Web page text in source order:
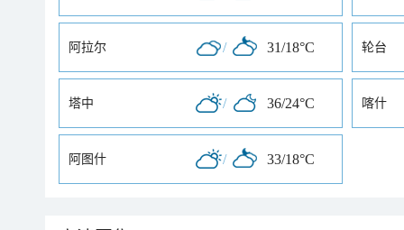
阿拉尔 / 31/18°C 轮台
塔中 / 36/24°C 喀什
阿图什 / 33/18°C